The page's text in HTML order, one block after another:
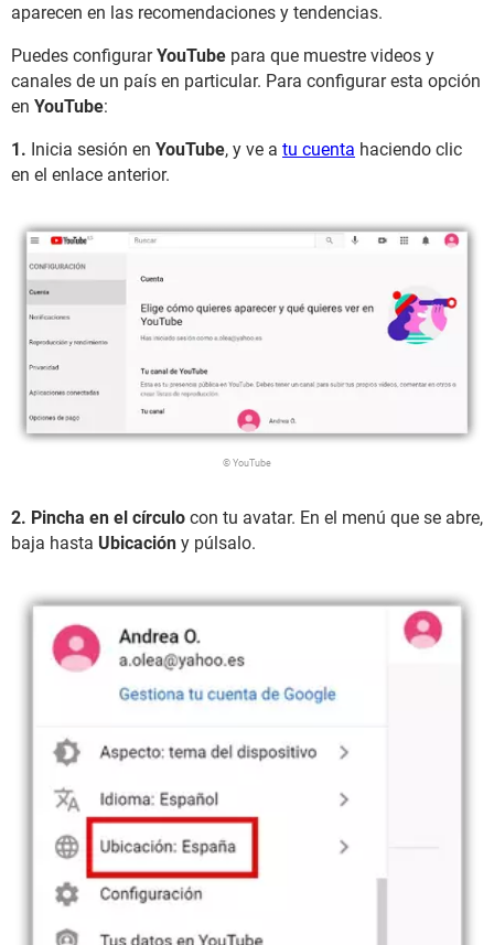
aparecen en las recomendaciones y tendencias.
Puedes configurarYouTube para que muestre videos y
canales de un país en particular. Para configurar esta opción
en YouTube:
1. Inicia sesión en YouTube, y ve a tu cuenta haciendo clic
en el enlace anterior.
© YouTube
2. Pincha en el círculo con tu avatar. En el menú que se abre,
baja hasta Ubicación y púlsalo.